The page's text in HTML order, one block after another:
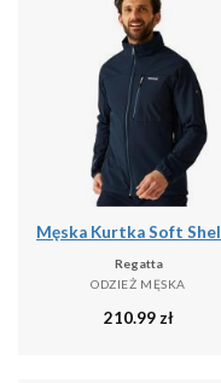
Regatta
ODZIEŻ MĘSKA
210.99zł